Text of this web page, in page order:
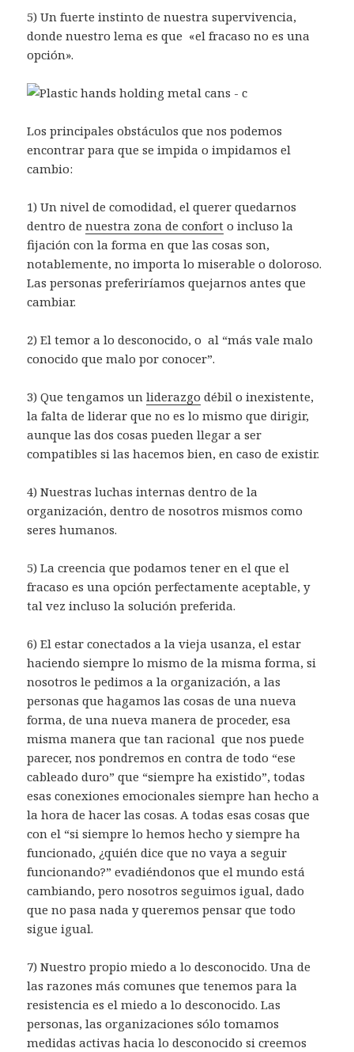
5) Un fuerte instinto de nuestra supervivencia,
donde nuestro lema es que «el fracaso no es una
opción».
Los principales obstáculos que nos podemos
encontrar para que se impida o impidamos el
cambio:
1) Un nivel de comodidad, el querer quedarnos
dentro denuestra zona de confort o incluso la
fijación con la forma en que las cosas son,
notablemente, no importa lo miserable o doloroso.
Las personas preferiríamos quejarnos antes que
cambiar.
2) El temor a lo desconocido, o al “más vale malo
conocido que malo por conocer”.
3) Que tengamos unliderazgo débil o inexistente,
la falta de liderar que no es lo mismo que dirigir,
aunque las dos cosas pueden llegar a ser
compatibles si las hacemos bien, en caso de existir.
4) Nuestras luchas internas dentro de la
organización, dentro de nosotros mismos como
seres humanos.
5) La creencia que podamos tener en el que el
fracaso es una opción perfectamente aceptable, y
tal vez incluso la solución preferida.
6) El estar conectados a la vieja usanza, el estar
haciendo siempre lo mismo de la misma forma, si
nosotros le pedimos a la organización, a las
personas que hagamos las cosas de una nueva
forma, de una nueva manera de proceder, esa
misma manera que tan racional que nos puede
parecer, nos pondremos en contra de todo “ese
cableado duro” que “siempre ha existido”, todas
esas conexiones emocionales siempre han hecho a
la hora de hacer las cosas. A todas esas cosas que
con el “si siempre lo hemos hecho y siempre ha
funcionado, ¿quién dice que no vaya a seguir
funcionando?” evadiéndonos que el mundo está
cambiando, pero nosotros seguimos igual, dado
que no pasa nada y queremos pensar que todo
sigue igual.
7) Nuestro propio miedo a lo desconocido. Una de
las razones más comunes que tenemos para la
resistencia es el miedo a lo desconocido. Las
personas, las organizaciones sólo tomamos
medidas activas hacia lo desconocido si creemos